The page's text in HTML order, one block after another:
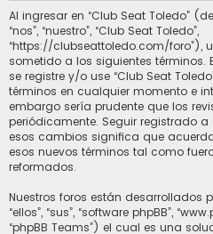
Al ingresar en “Club Seat Toledo”
“nos”, “nuestro”, “Club Seat Toledo”,
“https://clubseattoledo.com/foro”),
sometido a los siguientes términos.
se registre y/o use “Club Seat
términos en cualquier momento e
embargo sería prudente que los
periódicamente. Seguir registrado a
esos cambios significa que
esos nuevos términos tal como
reformados.
Nuestros foros están desarrollados
“ellos”, “sus”, “software phpBB”,
“phpBB Teams”) el cual es una